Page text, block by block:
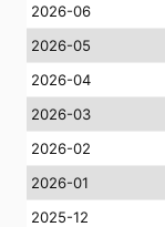
2026-06
2026-05
2026-04
2026-03
2026-02
2026-01
2025-12